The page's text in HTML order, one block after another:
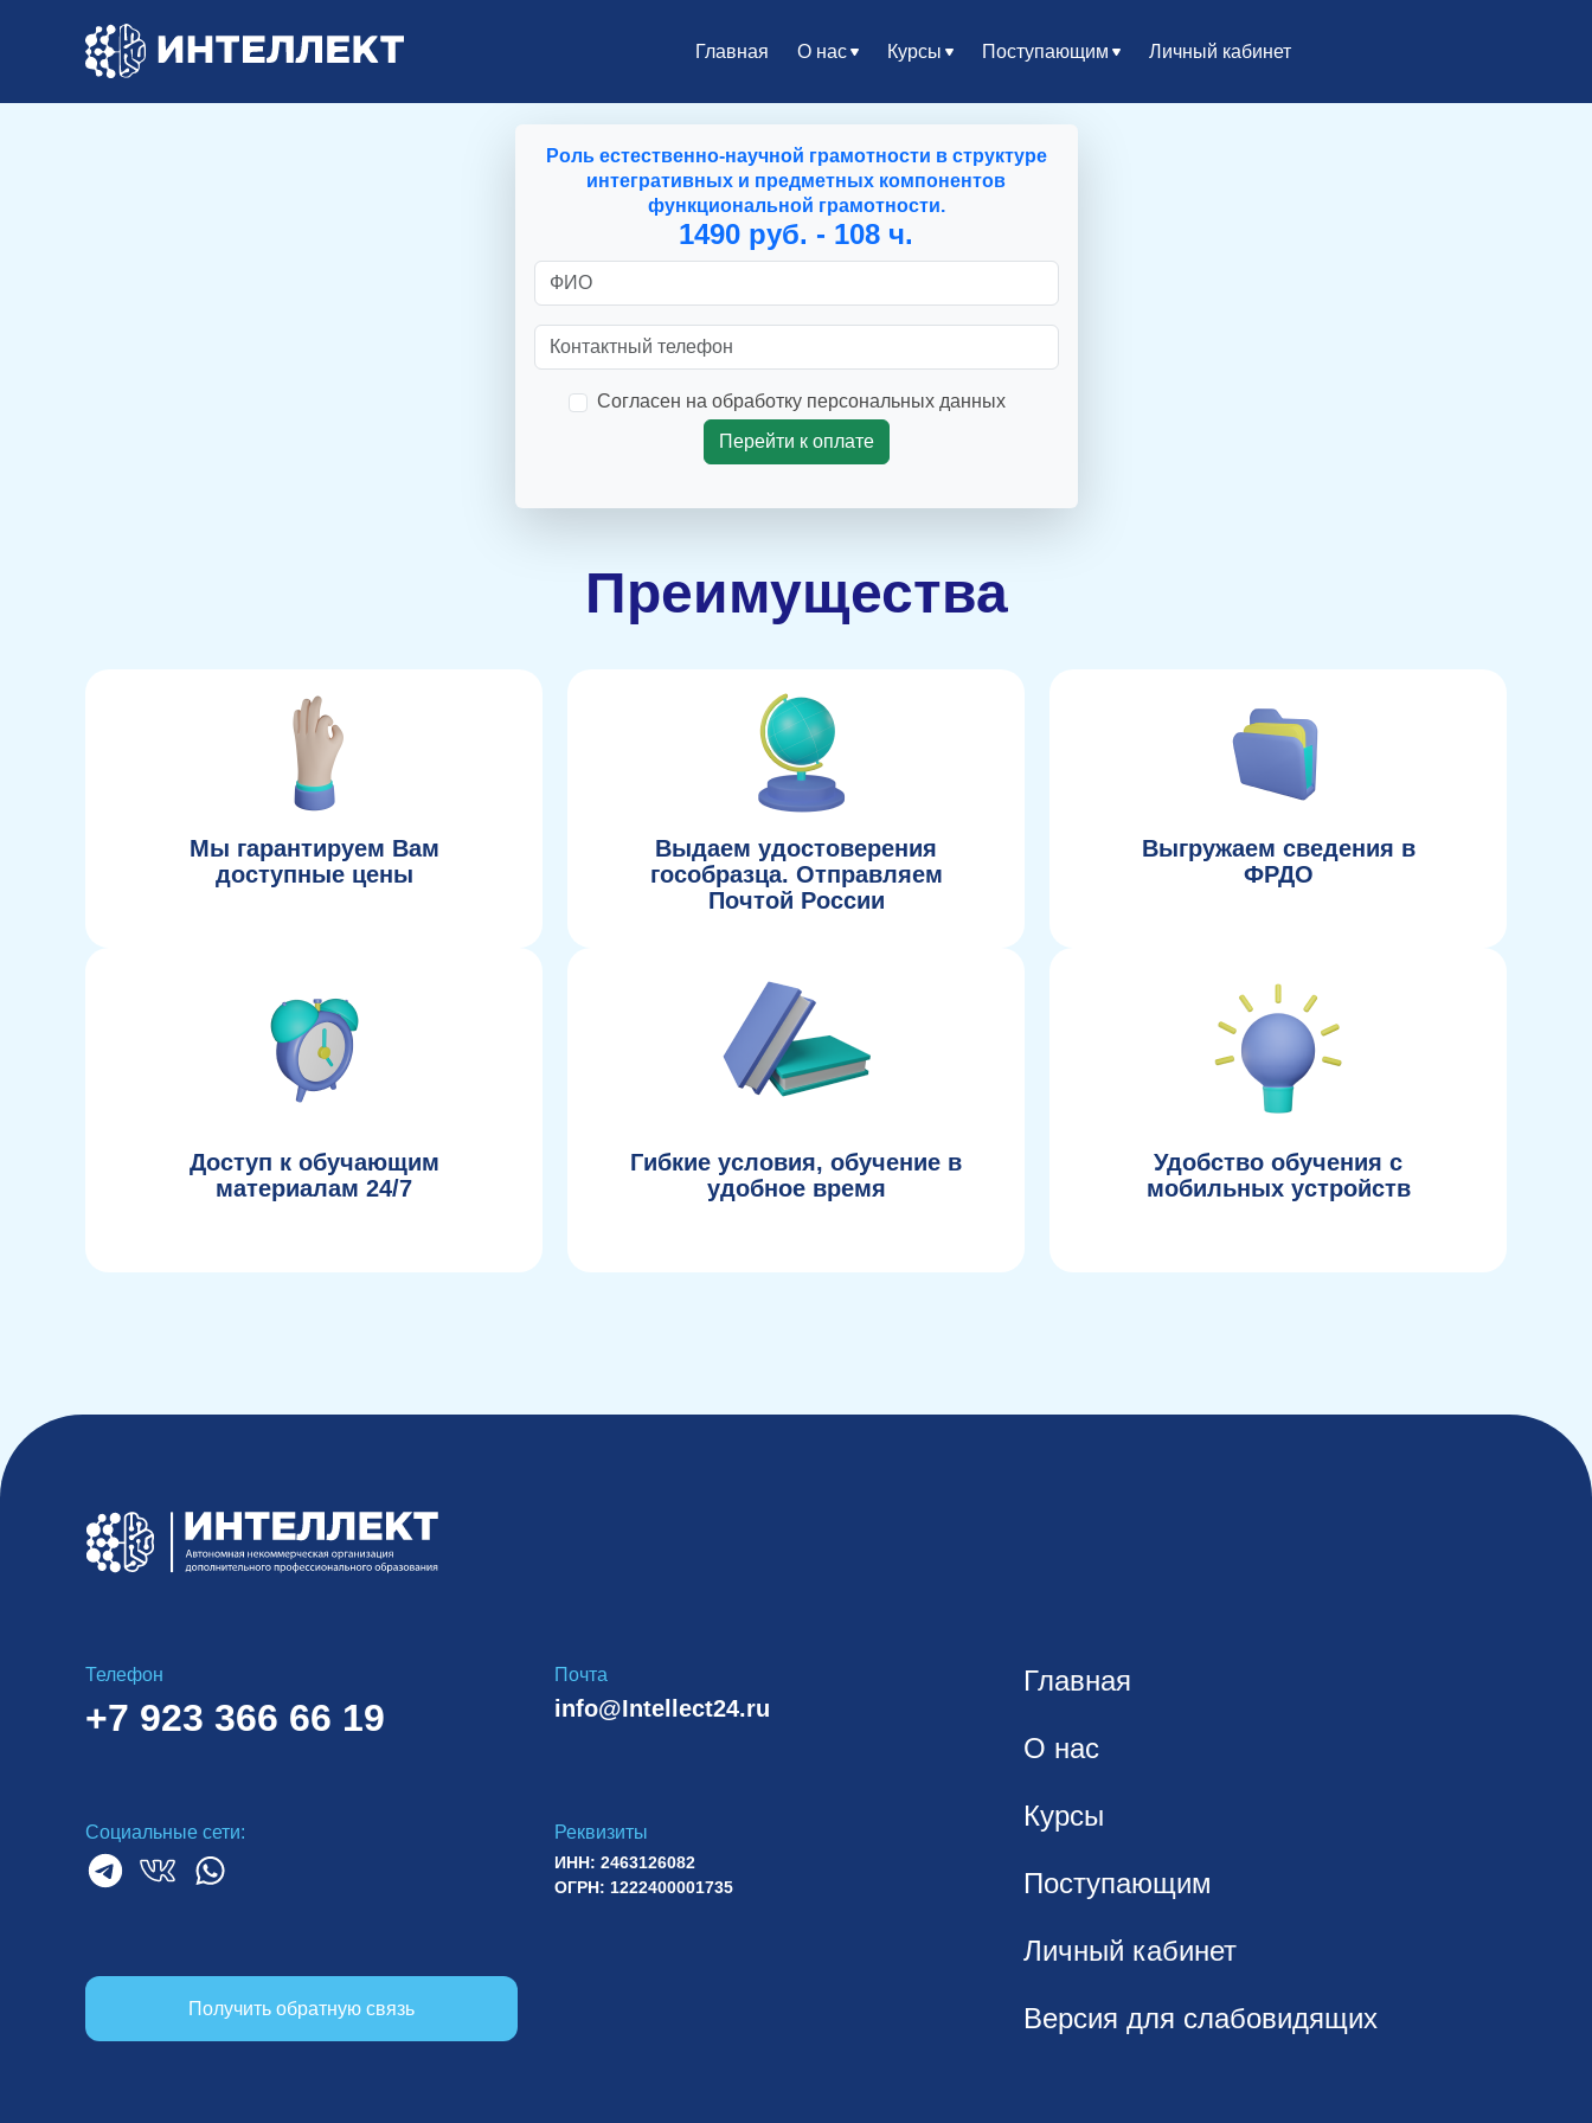
Главная О нас Курсы Поступающим Личный кабинет
Роль естественно-научной грамотности в структуре
интегративных и предметных компонентов
функциональной грамотности.
1490 руб. - 108 ч.
Согласен на обработку персональных данных
Преимущества
Мы гарантируем Вам
доступные цены
Выдаем удостоверения
гособразца. Отправляем
Почтой России
Выгружаем сведения в
ФРДО
Доступ к обучающим
материалам 24/7
Гибкие условия, обучение в
удобное время
Удобство обучения с
мобильных устройств
Телефон
+7 923 366 66 19
Почта
info@Intellect24.ru
Социальные сети: Реквизиты
ИНН: 2463126082
ОГРН: 1222400001735
Получить обратную связь
Главная
О нас
Курсы
Поступающим
Личный кабинет
Версия для слабовидящих